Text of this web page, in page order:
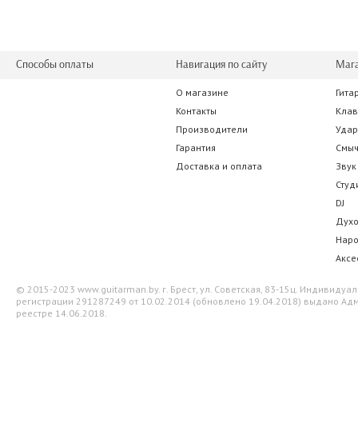
Способы оплаты Навигация по сайту
О магазине
Контакты
Производители
Гарантия
Доставка и оплата
Звук
DJ
© 2015-2023 www.guitarman.by. г. Брест, ул. Советская, 83-15ц.
регистрации 291287249 от 10.02.2014 (обновлено 19.04.2018) выдано
реестре 14.06.2018.